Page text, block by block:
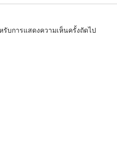
บการแสดงความเห็นครั้งถัดไป